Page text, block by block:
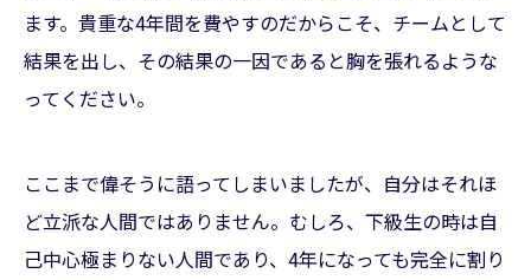
ます。貴重な4年間を費やすのだからこそ、チームとして
結果を出し、その結果の一因であると胸を張れるような
ってください。
ここまで偉そうに語ってしまいましたが、自分はそれほ
ど立派な人間ではありません。むしろ、下級生の時は自
己中心極まりない人間であり、4年になっても完全に割り